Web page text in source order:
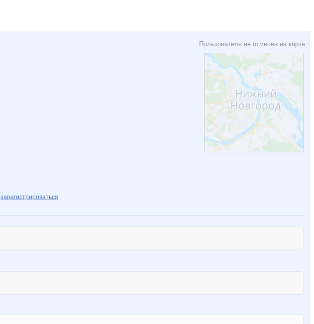
Пользователь не отмечен на карте
зарегистрироваться